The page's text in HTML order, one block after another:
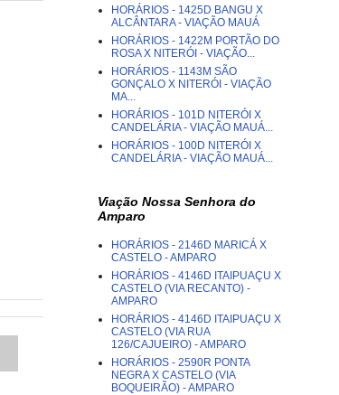
HORÁRIOS - 1425D BANGU X
ALCÂNTARA - VIAÇÃO MAUÁ
HORÁRIOS - 1422M PORTÃO DO
ROSA X NITERÓI - VIAÇÃO...
HORÁRIOS - 1143M SÃO
GONÇALO X NITERÓI - VIAÇÃO
MA...
HORÁRIOS - 101D NITERÓI X
CANDELÁRIA - VIAÇÃO MAUÁ...
HORÁRIOS - 100D NITERÓI X
CANDELÁRIA - VIAÇÃO MAUÁ...
Viação Nossa Senhora do
Amparo
HORÁRIOS - 2146D MARICÁ X
CASTELO - AMPARO
HORÁRIOS - 4146D ITAIPUAÇU X
CASTELO (VIA RECANTO) -
AMPARO
HORÁRIOS - 4146D ITAIPUAÇU X
CASTELO (VIA RUA
126/CAJUEIRO) - AMPARO
HORÁRIOS - 2590R PONTA
NEGRA X CASTELO (VIA
BOQUEIRÃO) - AMPARO